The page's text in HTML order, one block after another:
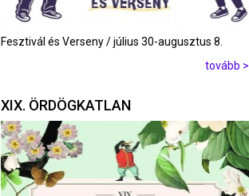
Fesztivál és Verseny / július 30-augusztus 8.
tovább >
XIX. ÖRDÖGKATLAN